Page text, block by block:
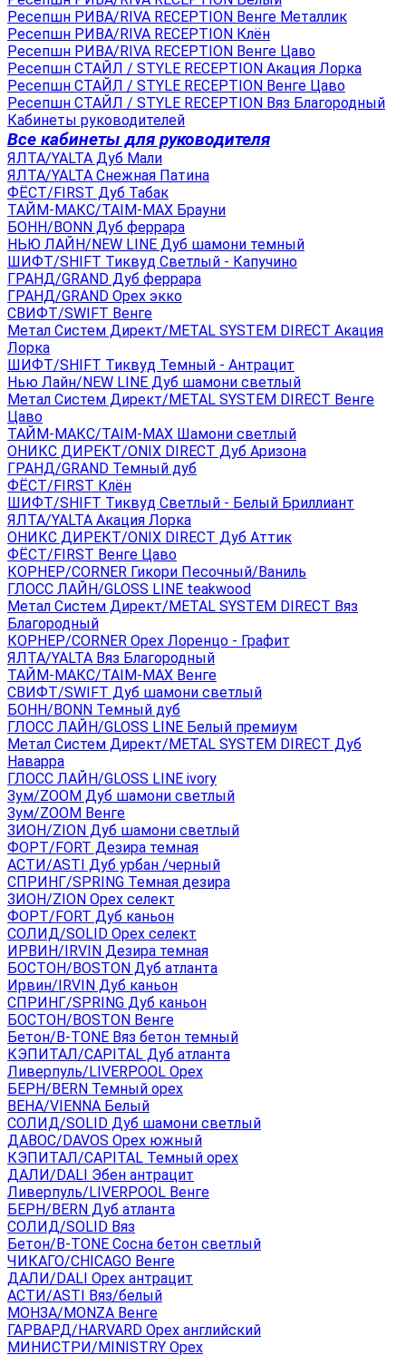
Ресепшн РИВА/RIVA RECEPTION Венге Металлик
Ресепшн РИВА/RIVA RECEPTION Клён
Ресепшн РИВА/RIVA RECEPTION Венге Цаво
Ресепшн СТАЙЛ / STYLE RECEPTION Акация Лорка
Ресепшн СТАЙЛ / STYLE RECEPTION Венге Цаво
Ресепшн СТАЙЛ / STYLE RECEPTION Вяз Благородный
Кабинеты руководителей
Все кабинеты для руководителя
ЯЛТА/YALTA Дуб Мали
ЯЛТА/YALTA Снежная Патина
ФЁСТ/FIRST Дуб Табак
ТАЙМ-МАКС/TAIM-MAX Брауни
БОНН/BONN Дуб феррара
НЬЮ ЛАЙН/NEW LINE Дуб шамони темный
ШИФТ/SHIFT Тиквуд Светлый - Капучино
ГРАНД/GRAND Дуб феррара
ГРАНД/GRAND Орех экко
СВИФТ/SWIFT Венге
Метал Систем Директ/METAL SYSTEM DIRECT Акация
Лорка
ШИФТ/SHIFT Тиквуд Темный - Антрацит
Нью Лайн/NEW LINE Дуб шамони светлый
Метал Систем Директ/METAL SYSTEM DIRECT Венге
Цаво
ТАЙМ-МАКС/TAIM-MAX Шамони светлый
ОНИКС ДИРЕКТ/ONIX DIRECT Дуб Аризона
ГРАНД/GRAND Темный дуб
ФЁСТ/FIRST Клён
ШИФТ/SHIFT Тиквуд Светлый - Белый Бриллиант
ЯЛТА/YALTA Акация Лорка
ОНИКС ДИРЕКТ/ONIX DIRECT Дуб Аттик
ФЁСТ/FIRST Венге Цаво
КОРНЕР/CORNER Гикори Песочный/Ваниль
ГЛОСС ЛАЙН/GLOSS LINE teakwood
Метал Систем Директ/METAL SYSTEM DIRECT Вяз
Благородный
КОРНЕР/CORNER Орех Лоренцо - Графит
ЯЛТА/YALTA Вяз Благородный
ТАЙМ-МАКС/TAIM-MAX Венге
СВИФТ/SWIFT Дуб шамони светлый
БОНН/BONN Темный дуб
ГЛОСС ЛАЙН/GLOSS LINE Белый премиум
Метал Систем Директ/METAL SYSTEM DIRECT Дуб
Наварра
ГЛОСС ЛАЙН/GLOSS LINE ivory
Зум/ZOOM Дуб шамони светлый
Зум/ZOOM Венге
ЗИОН/ZION Дуб шамони светлый
ФОРТ/FORT Дезира темная
АСТИ/ASTI Дуб урбан /черный
СПРИНГ/SPRING Темная дезира
ЗИОН/ZION Орех селект
ФОРТ/FORT Дуб каньон
СОЛИД/SOLID Орех селект
ИРВИН/IRVIN Дезира темная
БОСТОН/BOSTON Дуб атланта
Ирвин/IRVIN Дуб каньон
СПРИНГ/SPRING Дуб каньон
БОСТОН/BOSTON Венге
Бетон/B-TONE Вяз бетон темный
КЭПИТАЛ/CAPITAL Дуб атланта
Ливерпуль/LIVERPOOL Орех
БЕРН/BERN Темный орех
ВЕНА/VIENNA Белый
СОЛИД/SOLID Дуб шамони светлый
ДАВОС/DAVOS Орех южный
КЭПИТАЛ/CAPITAL Темный орех
ДАЛИ/DALI Эбен антрацит
Ливерпуль/LIVERPOOL Венге
БЕРН/BERN Дуб атланта
СОЛИД/SOLID Вяз
Бетон/B-TONE Сосна бетон светлый
ЧИКАГО/CHICAGO Венге
ДАЛИ/DALI Орех антрацит
АСТИ/ASTI Вяз/белый
МОНЗА/MONZA Венге
ГАРВАРД/HARVARD Орех английский
МИНИСТРИ/MINISTRY Орех